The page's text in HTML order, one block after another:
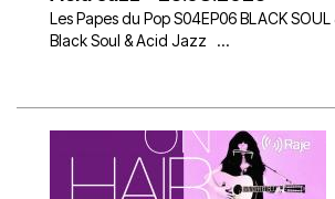
Les Papes du Pop S04EP06 BLACK SOUL
Black Soul & Acid Jazz ...